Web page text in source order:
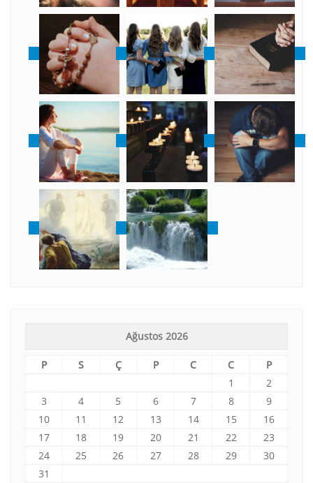
Ağustos 2026
P S Ç P C C
P
1
2
3
4 5 6 7 8
9
10
11 12 13 14 15
16
17
18 19 20 21 22
23
24
25 26 27 28 29
30
31